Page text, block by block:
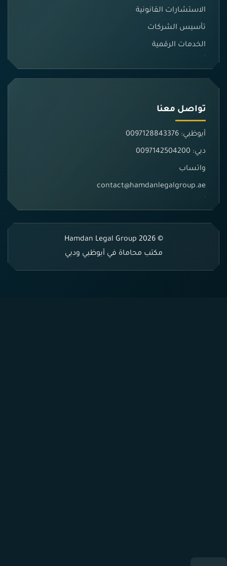
الاستشارات القانونية
تأسيس الشركات
الخدمات الرقمية
تواصل معنا
أبوظبي: 0097128843376
دبي: 0097142504200
واتساب
contact@hamdanlegalgroup.ae
© 2026 Hamdan Legal Group
مكتب محاماة في أبوظبي ودبي